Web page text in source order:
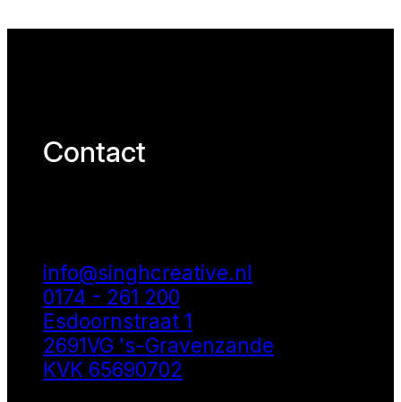
Contact
info@singhcreative.nl
0174 - 261 200
Esdoornstraat 1
2691VG 's-Gravenzande
KVK 65690702